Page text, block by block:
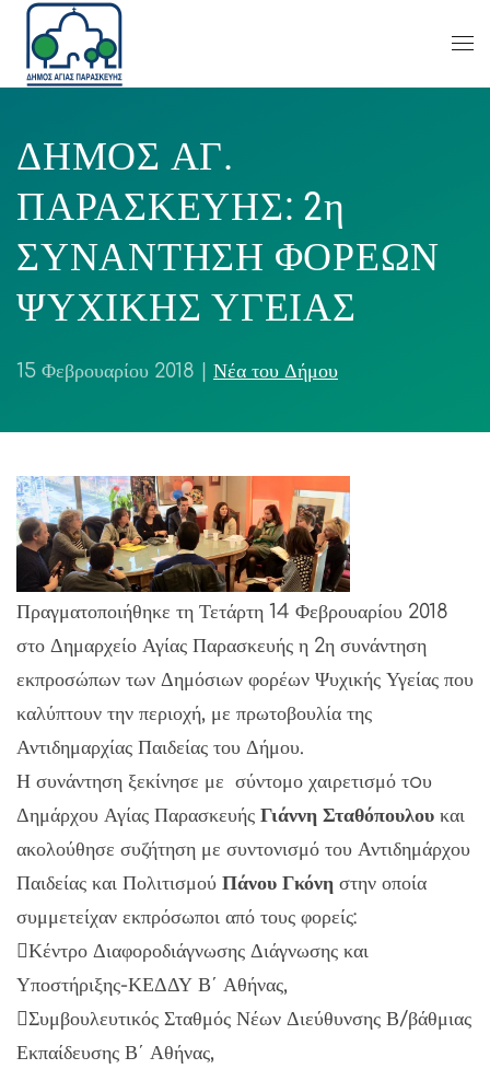
ΔΗΜΟΣ ΑΓ.
ΠΑΡΑΣΚΕΥΗΣ: 2η
ΣΥΝΑΝΤΗΣΗ ΦΟΡΕΩΝ
ΨΥΧΙΚΗΣ ΥΓΕΙΑΣ
15 Φεβρουαρίου 2018 Νέα του Δήμου
Πραγματοποιήθηκε τη Τετάρτη 14 Φεβρουαρίου 2018
στο Δημαρχείο Αγίας Παρασκευής η 2η συνάντηση
εκπροσώπων των Δημόσιων φορέων Ψυχικής Υγείας που
καλύπτουν την περιοχή, με πρωτοβουλία της
Αντιδημαρχίας Παιδείας του Δήμου.
Η συνάντηση ξεκίνησε με σύντομο χαιρετισμό τoυ
Δημάρχου Αγίας Παρασκευής Γιάννη Σταθόπουλου και
ακολούθησε συζήτηση με συντονισμό του Αντιδημάρχου
Παιδείας και Πολιτισμού Πάνου Γκόνη στην οποία
συμμετείχαν εκπρόσωποι από τους φορείς:
Κέντρο Διαφοροδιάγνωσης Διάγνωσης και
Υποστήριξης-ΚΕΔΔΥ Β΄ Αθήνας,
Συμβουλευτικός Σταθμός Νέων Διεύθυνσης Β/βάθμιας
Εκπαίδευσης Β΄ Αθήνας,